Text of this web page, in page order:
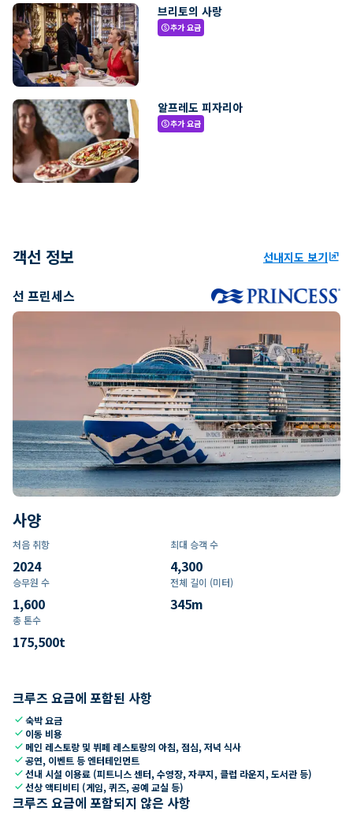
브리토의 사랑
paid추가 요금
알프레도 피자리아
paid추가 요금
객선 정보 선내지도 보기ungroup
선 프린세스
사양
처음 취항
2024
최대 승객 수
4,300
승무원 수
1,600
전체 길이 (미터)
345m
총 톤수
175,500t
크루즈 요금에 포함된 사항
check숙박 요금
check 이동 비용
check 메인 레스토랑 및 뷔페 레스토랑의 아침, 점심, 저녁 식사
check공연, 이벤트 등 엔터테인먼트
check선내 시설 이용료 (피트니스 센터, 수영장, 자쿠지, 클럽 라운지, 도서관 등)
check선상 액티비티 (게임, 퀴즈, 공예 교실 등)
크루즈 요금에 포함되지 않은 사항